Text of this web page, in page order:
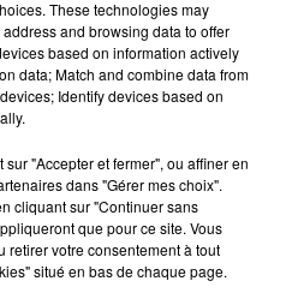
DE LA RÉGION ET
INFOS DE LA RÉDACTION
MOBILE
These technologies may
and browsing data to offer
based on information actively
data; Match and combine data from
Identify devices based on
"Accepter et fermer", ou affiner en
dans "Gérer mes choix".
cliquant sur "Continuer sans
que pour ce site. Vous
retirer votre consentement à tout
situé en bas de chaque page.